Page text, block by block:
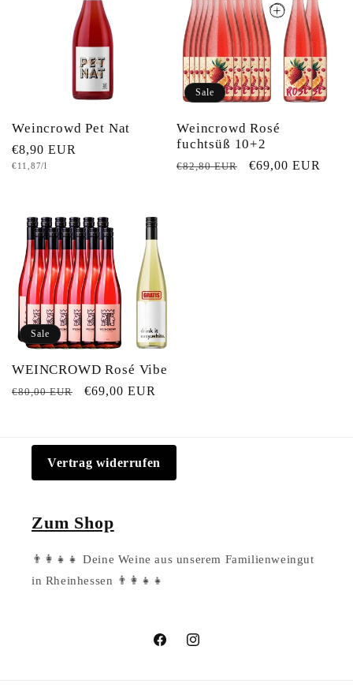
Weincrowd Pet Nat
Normaler
Preis
€8,90 EUR
Grundpreis
€11,87/l
Sale
Weincrowd Rosé
fuchtsüß 10+2
Normaler
€82,80 EUR Verkaufspreis
€69,00 EUR
Sale
WEINCROWD Rosé Vibe
Normaler
€80,00 EUR Verkaufspreis
€69,00 EUR
Vertrag widerrufen
Zum Shop
👨‍👩‍👧‍👧 Deine Weine aus unserem Familienweingut
in Rheinhessen 👨‍👩‍👧‍👧
FacebookInstagram